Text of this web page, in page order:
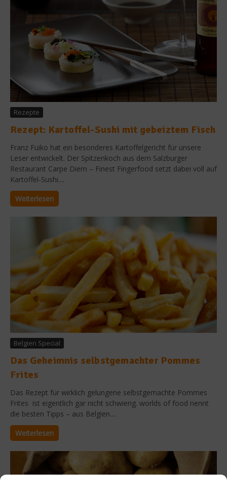
Rezepte
Rezept: Kartoffel-Sushi mit gebeiztem Fisch
Franz Fuiko hat ein besonderes Kartoffelgericht für unsere
Leser entwickelt. Der Spitzenkoch aus dem Salzburger
Restaurant Carpe Diem – Finest Fingerfood setzt dabei voll auf
Kartoffel-Sushi....
Weiterlesen
Belgien Special
Das Geheimnis selbstgemachter Pommes
Frites
Das Rezept für wirklich gelungene selbstgemachte Pommes
Frites ist eigentlich gar nicht schwierig. worlds of food nennt
die besten Tipps – aus Belgien....
Weiterlesen